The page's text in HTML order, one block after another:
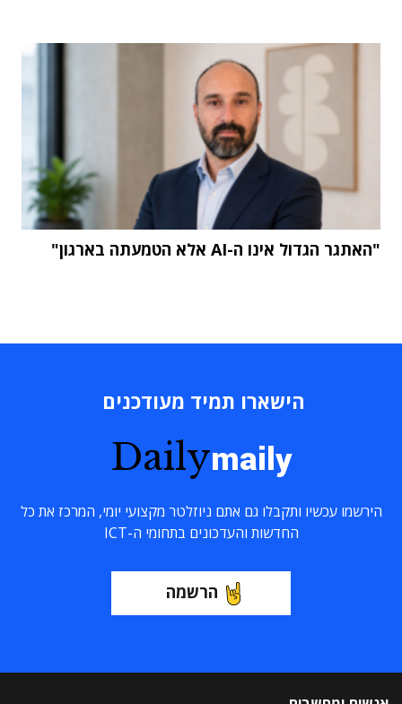
"האתגר הגדול אינו ה-AI אלא הטמעתה בארגון"
הישארו תמיד מעודכנים
Dailymaily
הירשמו עכשיו ותקבלו גם אתם ניוזלטר מקצועי יומי, המרכז את כל
החדשות והעדכונים בתחומי ה-ICT
הרשמה